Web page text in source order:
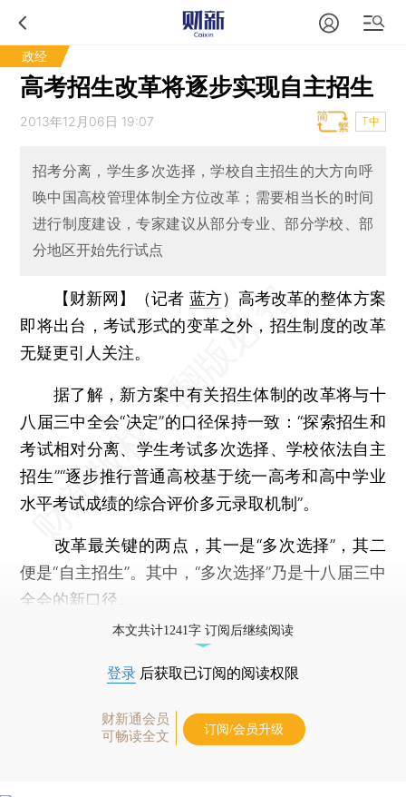
政经
高考招生改革将逐步实现自主招生
2013年12月06日 19:07 T中
招考分离，学生多次选择，学校自主招生的大方向呼
唤中国高校管理体制全方位改革；需要相当长的时间
进行制度建设，专家建议从部分专业、部分学校、部
分地区开始先行试点
【财新网】（记者 蓝方） 高考改革的整体方案
即将出台，考试形式的变革之外，招生制度的改革
无疑更引人关注。
据了解，新方案中有关招生体制的改革将与十
八届三中全会“决定”的口径保持一致：“探索招生和
考试相对分离、学生考试多次选择、学校依法自主
招生”“逐步推行普通高校基于统一高考和高中学业
水平考试成绩的综合评价多元录取机制”。
改革最关键的两点，其一是“多次选择”，其二
便是“自主招生”。其中，“多次选择”乃是十八届三中
全会的新口径。
本文共计1241字 订阅后继续阅读
登录 后获取已订阅的阅读权限
财新通会员
可畅读全文
订阅/会员升级